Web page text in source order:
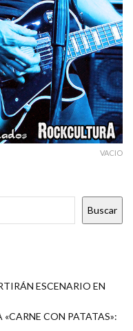
VACIO
Buscar
ESCENARIO EN
CON PATATAS»: